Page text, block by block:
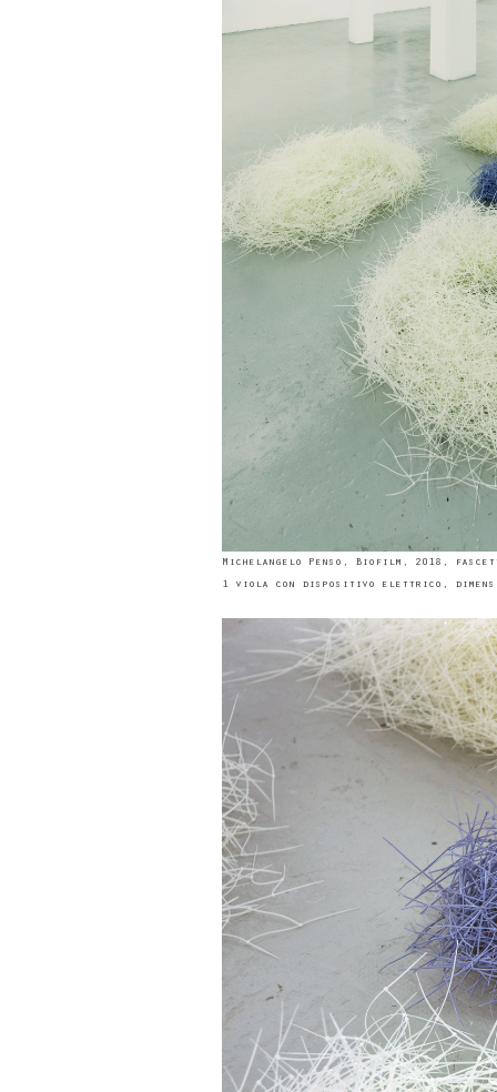
Michelangelo Penso, Biofilm, 2018,
1 viola con dispositivo elettrico,